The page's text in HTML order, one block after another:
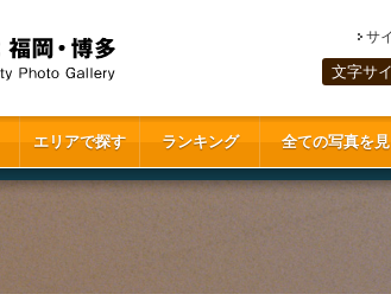
サ
文字サ
エリアで探す ランキング 全ての写真を